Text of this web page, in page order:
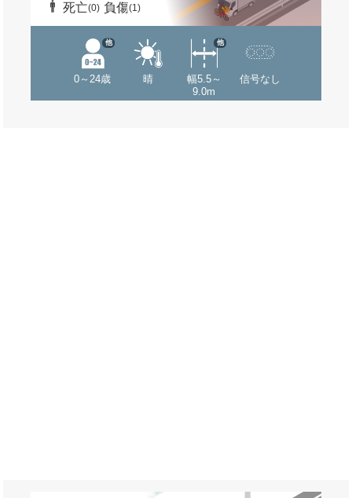
死亡(0) 負傷(1)
0～24歳
他
晴
幅5.5～
9.0m
他
信号なし